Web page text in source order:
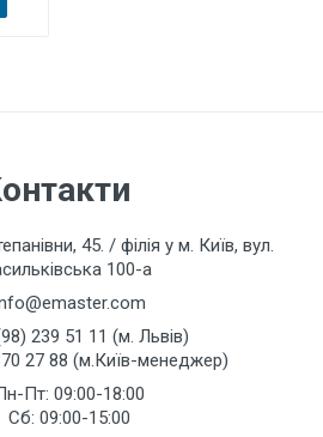
45. / філія у м. Київ, вул.
100-а
239 51 11 (м. Львів)
27 88 (м.Київ-менеджер)
Пт: 09:00-18:00
Сб: 09:00-15:00